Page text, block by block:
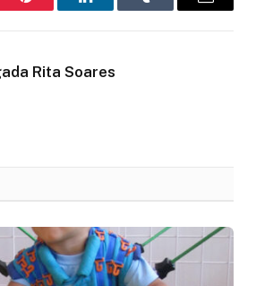
Pinterest LinkedInTumblr Email
Rita Soares